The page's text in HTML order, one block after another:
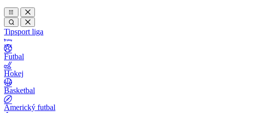
Tipsport liga
Futbal
Hokej
Basketbal
Americký futbal